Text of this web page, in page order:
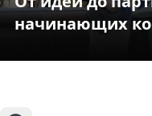
начинающих